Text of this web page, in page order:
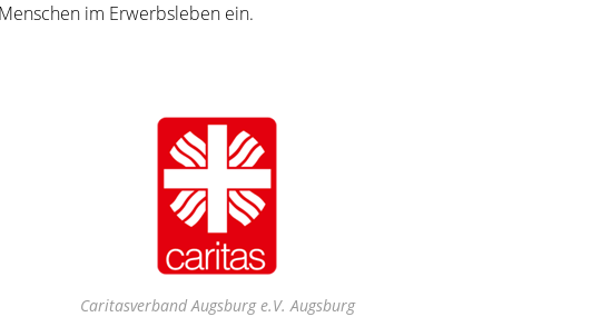
im Erwerbsleben ein.
Caritasverband Augsburg e.V. Augsburg